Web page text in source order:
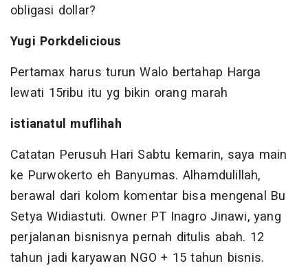
obligasi dollar?
Yugi Porkdelicious
Pertamax harus turun Walo bertahap Harga
lewati 15ribu itu yg bikin orang marah
istianatul muflihah
Catatan Perusuh Hari Sabtu kemarin, saya main
ke Purwokerto eh Banyumas. Alhamdulillah,
berawal dari kolom komentar bisa mengenal Bu
Setya Widiastuti. Owner PT Inagro Jinawi, yang
perjalanan bisnisnya pernah ditulis abah. 12
tahun jadi karyawan NGO + 15 tahun bisnis.